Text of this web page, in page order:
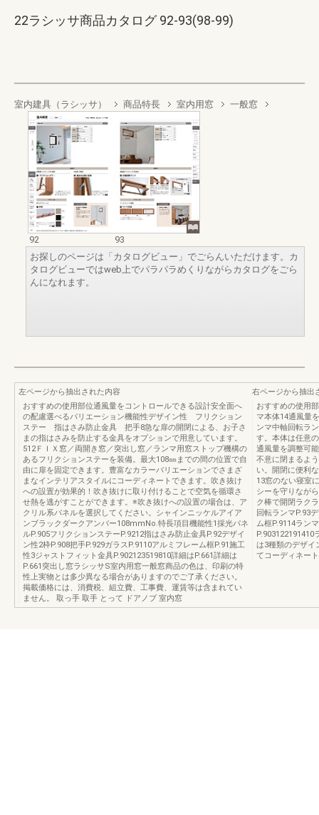
22ラシッサ商品カタログ 92-93(98-99)
室内建具（ラシッサ） 商品特長 室内用窓 一般窓
92
93
お探しのページは「カタログビュー」でごらんいただけます。カ
タログビューではweb上でパラパラめくりながらカタログをごら
んになれます。
左ページから抽出された内容
おすすめの使用部位通風量をコントロールできる設計安全面へ
の配慮選べるバリエーション機能性デザイン性 フリクション
ステー 指はさみ防止金具 把手8急な扉の開閉による、お子さ
まの指はさみを防止する金具をオプションで用意しています。
512ＦＩＸ窓／両開き窓／突出し窓／ランマ用窓ストップ機構の
あるフリクションステーを装備。最大108㎜までの間の位置で自
由に扉を固定できます。豊富なカラーバリエーションでさまざ
まなインテリアスタイルにコーディネートできます。吹き抜け
への設置が効果的！吹き抜けに取り付けることで空気を循環さ
せ熱を逃がすことができます。※吹き抜けへの設置の場合は、ア
クリル系パネルを選択してください。シャインニッケルアイア
ンブラックダークアンバー108mmNo.特長項目機能性1採光パネ
ルP.905フリクションステーP.9212指はさみ防止金具P.92デザイ
ン性2枠P.908把手P.929ガラスP.9110アルミフレーム框P.91施工
性3ジャストフィット金具P.902123519810詳細はP.661詳細は
P.661突出し窓ラシッサS室内用窓一般窓商品の色は、印刷の特
性上実物とは多少異なる場合がありますのでご了承ください。
掲載価格には、消費税、組立費、工事費、運賃等は含まれてい
ません。 取っ手 取手 とって ドアノブ 室内窓
右ページから抽出
おすすめの使用
マ本体14通風量
ンマ中軸回転ラ
す。本体は任意
通風量を調整可
不意に閉まるよ
い。開閉に便利
13窓のない寝室
シーを守りなが
ク棒で開閉ラク
回転ランマP.93
ム框P.9114ラン
P.903122191410
は3種類のデザイ
てコーディネー